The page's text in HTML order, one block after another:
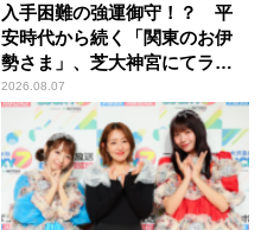
入手困難の強運御守！？ 平
安時代から続く「関東のお伊
勢さま」、芝大神宮にてラン
パンプスが合格祈願！
2026.08.07